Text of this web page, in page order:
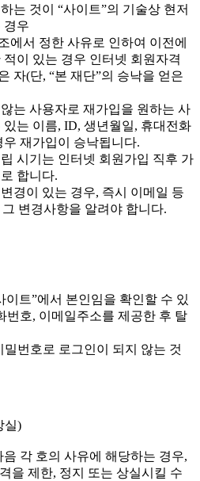
는 것이 “사이트”의 기술상 현저
경우
에서 정한 사유로 인하여 이전에
이 있는 경우 인터넷 회원자격
자(단, “본 재단”의 승낙을 얻은
는 사용자로 재가입을 원하는 사
는 이름, ID, 생년월일, 휴대전화
재가입이 승낙됩니다.
시기는 인터넷 회원가입 직후 가
합니다.
경이 있는 경우, 즉시 이메일 등
변경사항을 알려야 합니다.
이트”에서 본인임을 확인할 수 있
번호, 이메일주소를 제공한 후 탈
번호로 로그인이 되지 않는 것
실)
각 호의 사유에 해당하는 경우,
을 제한, 정지 또는 상실시킬 수